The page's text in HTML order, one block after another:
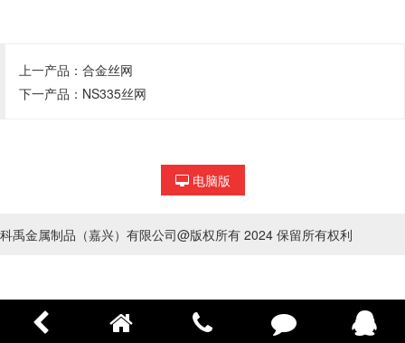
上一产品： 合金丝网
下一产品： NS335丝网
电脑版
科禹金属制品（嘉兴）有限公司@版权所有 2024 保留所有权利